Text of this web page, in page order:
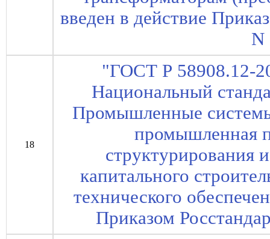
введен в действие
N
18
"ГОСТ Р 58908.12-
Национальный
Промышленные
промышленная
структурирования
капитального
технического
Приказом